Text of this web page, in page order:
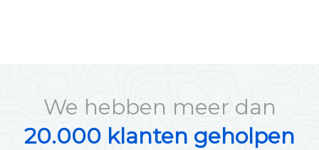
We hebben meer dan
20.000 klanten geholpen